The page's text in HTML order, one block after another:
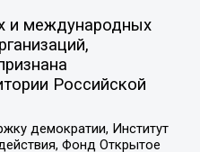
и международных
Российской
демократии, Институт
Фонд Открытое